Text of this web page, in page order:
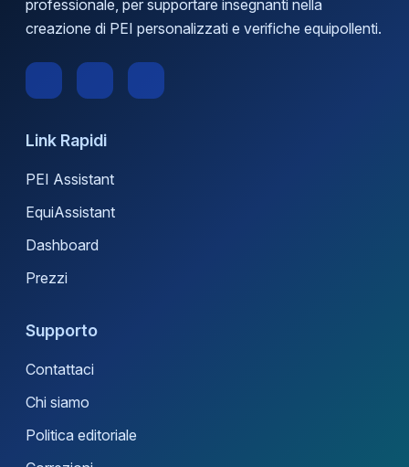
professionale, per supportare insegnanti nella
creazione di PEI personalizzati e verifiche equipollenti.
Link Rapidi
PEI Assistant
EquiAssistant
Dashboard
Prezzi
Supporto
Contattaci
Chi siamo
Politica editoriale